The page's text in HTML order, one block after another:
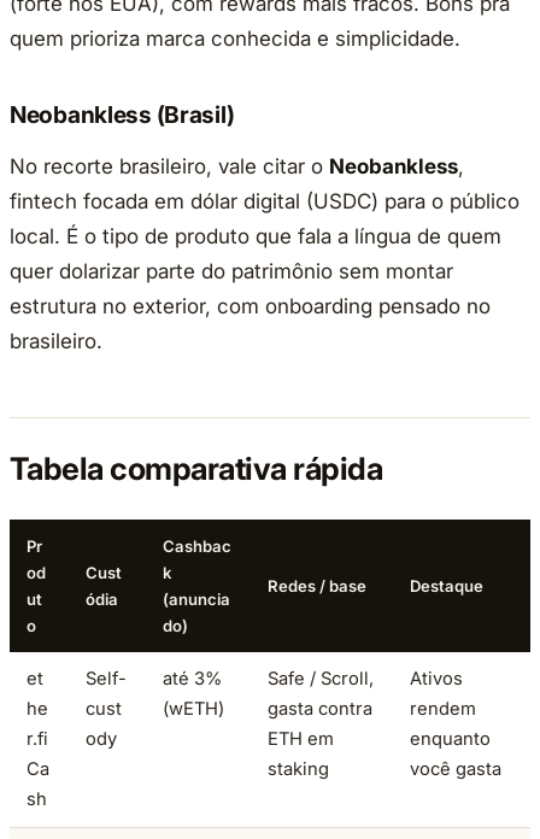
quem prioriza marca conhecida e simplicidade.
Neobankless (Brasil)
No recorte brasileiro, vale citar o Neobankless,
fintech focada em dólar digital (USDC) para o público
local. É o tipo de produto que fala a língua de quem
quer dolarizar parte do patrimônio sem montar
estrutura no exterior, com onboarding pensado no
brasileiro.
Tabela comparativa rápida
Pr
od
ut
o
Cust
ódia
Cashbac
k
(anuncia
do)
Redes / base Destaque
et
he
r.fi
Ca
sh
Self-
cust
ody
até 3%
(wETH)
Safe / Scroll,
gasta contra
ETH em
staking
Ativos
rendem
enquanto
você gasta